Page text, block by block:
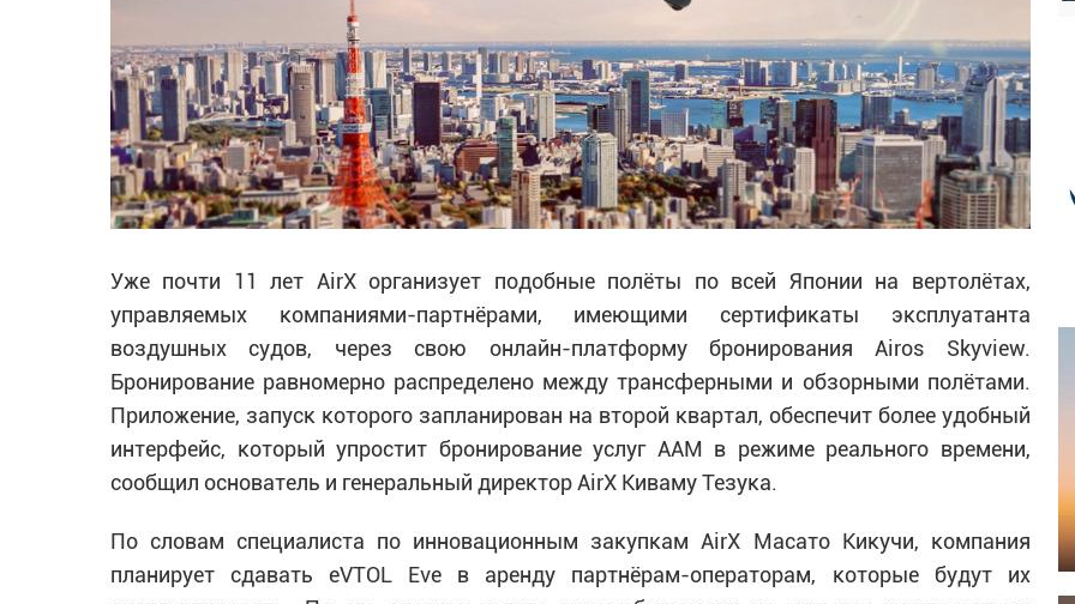
Уже почти 11 лет AirX организует подобные полёты по всей Японии на вертолётах,
управляемых компаниями-партнёрами, имеющими сертификаты эксплуатанта
воздушных судов, через свою онлайн-платформу бронирования Airos Skyview.
Бронирование равномерно распределено между трансферными и обзорными полётами.
Приложение, запуск которого запланирован на второй квартал, обеспечит более удобный
интерфейс, который упростит бронирование услуг AAM в режиме реального времени,
сообщил основатель и генеральный директор AirX Киваму Тезука.
По словам специалиста по инновационным закупкам AirX Масато Кикучи, компания
планирует сдавать eVTOL Eve в аренду партнёрам-операторам, которые будут их